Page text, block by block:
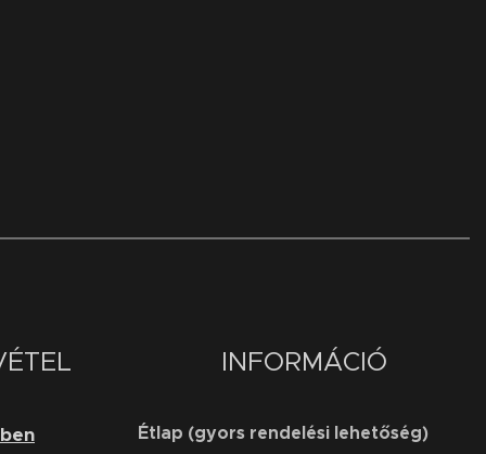
INFORMÁCIÓ
Étlap (gyors rendelési lehetőség)